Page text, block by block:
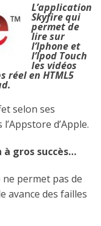
L’application
Skyfire qui
permet de
lire sur
l’Iphone et
l’Ipod Touch
les vidéos
réel en HTML5
selon ses
d’Apple.
gros succès…
ne permet pas de
avance des failles